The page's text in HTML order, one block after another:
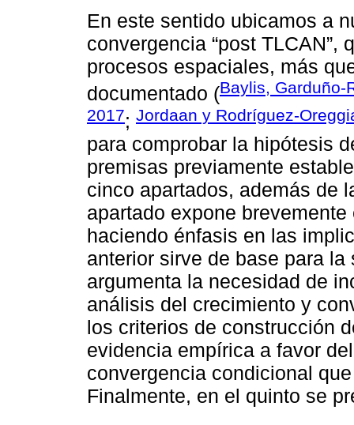
En este sentido ubicamos a
convergencia “post
procesos espaciales, más
documentado (Baylis, Garduño-
2017; Jordaan y Rodríguez-
para comprobar la hipótesis
premisas previamente
cinco apartados, además de
apartado expone
haciendo énfasis en las
anterior sirve de base para
argumenta la necesidad de
análisis del crecimiento y
los criterios de construcción
evidencia empírica a favor
convergencia condicional
Finalmente, en el quinto se